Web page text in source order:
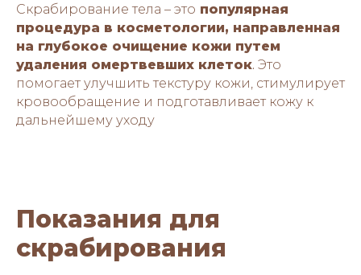
Скрабирование тела – это популярная
процедура в косметологии, направленная
на глубокое очищение кожи путем
удаления омертвевших клеток. Это
помогает улучшить текстуру кожи, стимулирует
кровообращение и подготавливает кожу к
дальнейшему уходу
Показания для
скрабирования